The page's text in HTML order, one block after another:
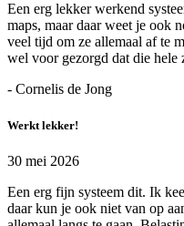
Een erg lekker werkend
maps, maar daar weet je ook
veel tijd om ze allemaal af te
wel voor gezorgd dat die hele
- Cornelis de Jong
Werkt lekker!
30 mei 2026
Een erg fijn systeem dit. Ik
daar kun je ook niet van op